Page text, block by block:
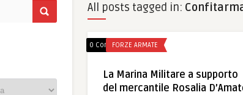
All posts tagged in:
0 CommentsFORZE ARMATE
La Marina Militare a supporto
del mercantile Rosalia